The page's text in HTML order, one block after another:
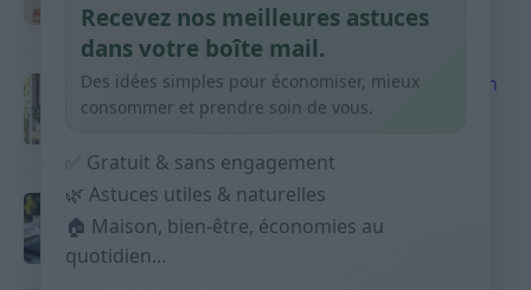
9 avril 2026
Produits ménagers : comment économiser en
courses sans acheter 10 sprays
Budget mensuel : méthode rapide pour
répartir son salaire dès le jour de paie
9 avril 2026
Recevez nos meilleures astuces
dans votre boîte mail.
Des idées simples pour économiser, mieux
consommer et prendre soin de vous.
✅ Gratuit & sans engagement
🌿 Astuces utiles & naturelles
🏠 Maison, bien-être, économies au
quotidien...